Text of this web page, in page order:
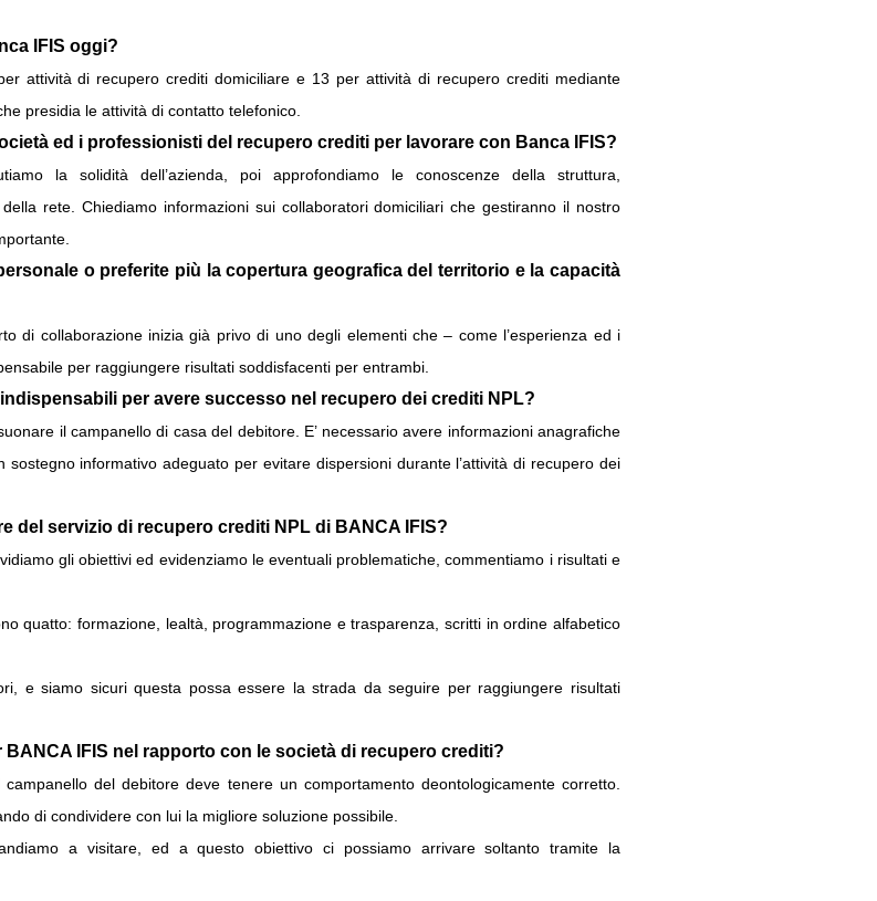
IFIS oggi?
attività di recupero crediti domiciliare e 13 per attività di recupero crediti mediante
presidia le attività di contatto telefonico.
ed i professionisti del recupero crediti per lavorare con Banca IFIS?
la solidità dell’azienda, poi approfondiamo le conoscenze della struttura,
rete. Chiediamo informazioni sui collaboratori domiciliari che gestiranno il nostro
o preferite più la copertura geografica del territorio e la capacità
di collaborazione inizia già privo di uno degli elementi che – come l’esperienza ed i
per raggiungere risultati soddisfacenti per entrambi.
per avere successo nel recupero dei crediti NPL?
il campanello di casa del debitore. E’ necessario avere informazioni anagrafiche
informativo adeguato per evitare dispersioni durante l’attività di recupero dei
del servizio di recupero crediti NPL di BANCA IFIS?
gli obiettivi ed evidenziamo le eventuali problematiche, commentiamo i risultati e
quatto: formazione, lealtà, programmazione e trasparenza, scritti in ordine alfabetico
e siamo sicuri questa possa essere la strada da seguire per raggiungere risultati
IFIS nel rapporto con le società di recupero crediti?
del debitore deve tenere un comportamento deontologicamente corretto.
di condividere con lui la migliore soluzione possibile.
a visitare, ed a questo obiettivo ci possiamo arrivare soltanto tramite la